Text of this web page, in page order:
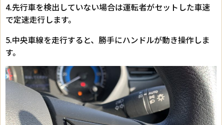
4.先行車を検出していない場合は運転者がセットした車速
で定速走行します。
5.中央車線を走行すると、勝手にハンドルが動き操作しま
す。